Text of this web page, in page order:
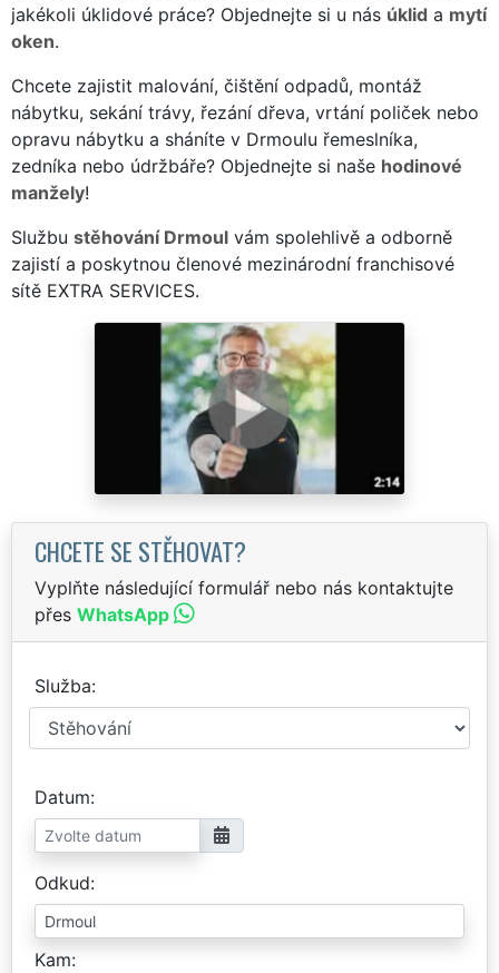
jakékoli úklidové práce? Objednejte si u nás úklid a mytí
oken.
Chcete zajistit malování, čištění odpadů, montáž
nábytku, sekání trávy, řezání dřeva, vrtání poliček nebo
opravu nábytku a sháníte v Drmoulu řemeslníka,
zedníka nebo údržbáře? Objednejte si naše hodinové
manžely!
Službu stěhování Drmoul vám spolehlivě a odborně
zajistí a poskytnou členové mezinárodní franchisové
sítě EXTRA SERVICES.
CHCETE SE STĚHOVAT?
Vyplňte následující formulář nebo nás kontaktujte
přes WhatsApp
Služba
Datum
Odkud
Kam